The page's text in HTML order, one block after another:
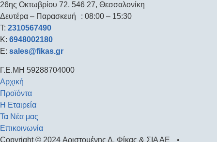
26ης Οκτωβρίου 72, 546 27, Θεσσαλονίκη
Δευτέρα – Παρασκευή : 08:00 – 15:30
T: 2310567490
K: 6948002180
E: sales@fikas.gr
Γ.Ε.ΜΗ 59288704000
Αρχική
Προϊόντα
Η Εταιρεία
Τα Νέα μας
Επικοινωνία
Copyright © 2024 Αριστομένης Δ. Φίκας & ΣΙΑ ΑΕ •